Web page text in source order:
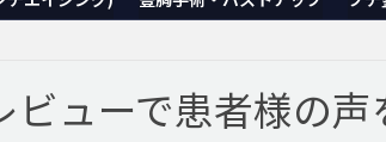
ビューで患者様の声